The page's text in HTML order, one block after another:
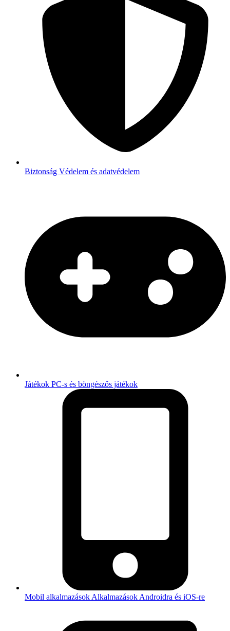
Biztonság Védelem és adatvédelem
Játékok PC-s és böngészős játékok
Mobil alkalmazások Alkalmazások Androidra és iOS-re